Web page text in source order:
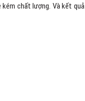
chất lượng. Và kết quả